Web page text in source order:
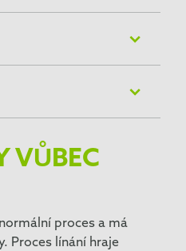
VŮBEC
proces a má
Proces línání hraje